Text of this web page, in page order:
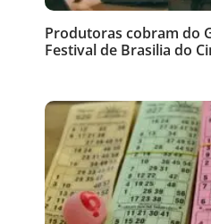
Produtoras cobram do
Festival de Brasilia do